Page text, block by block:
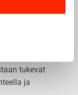
valinnat
tuotteen
sivulla.
tukevat
ja